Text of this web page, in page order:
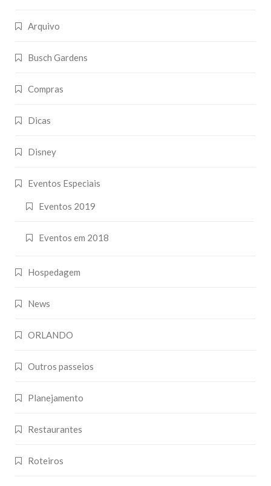
Arquivo
Busch Gardens
Compras
Dicas
Disney
Eventos Especiais
Eventos 2019
Eventos em 2018
Hospedagem
News
ORLANDO
Outros passeios
Planejamento
Restaurantes
Roteiros